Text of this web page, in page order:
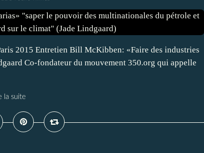
2015 Entretien Bill McKibben: «Faire des industries
Co-fondateur du mouvement 350.org qui appelle
la suite